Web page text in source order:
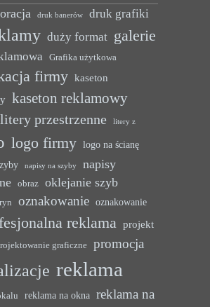
druk banerów druk grafiki
duży format galerie
Grafika użytkowa
firmy kaseton
kaseton reklamowy
litery przestrzenne litery z
logo firmy logo na ścianę
napisy na szyby
napisy
obraz oklejanie szyb
oznakowanie oznakowanie
reklama projekt
graficzne
promocja
reklama
reklama na okna reklama na